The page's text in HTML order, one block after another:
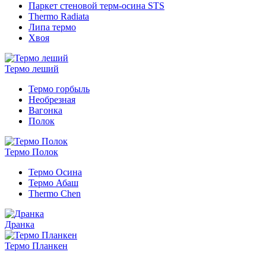
Паркет стеновой терм-осина STS
Thermo Radiata
Липа термо
Хвоя
Термо леший
Термо горбыль
Необрезная
Вагонка
Полок
Термо Полок
Термо Осина
Термо Абаш
Thermo Chen
Дранка
Термо Планкен